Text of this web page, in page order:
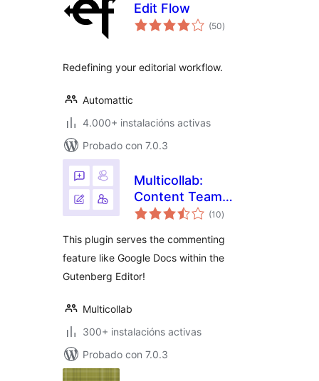
Edit Flow
(50valoracións
totais
)
Redefining your editorial workflow.
Automattic
4.000+ instalacións activas
Probado con 7.0.3
Multicollab:
Content Team
Collaboration and
(10valoracións
totais
)
This plugin serves the commenting
feature like Google Docs within the
Gutenberg Editor!
Multicollab
300+ instalacións activas
Probado con 7.0.3